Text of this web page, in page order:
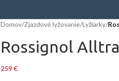
Domov/Zjazdové lyžovanie/Lyžiarky/
Rossignol
259€